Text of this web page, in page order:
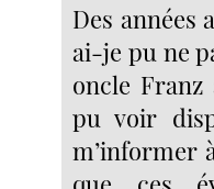
Des années
ai-je pu ne
oncle
pu voir
m’informer